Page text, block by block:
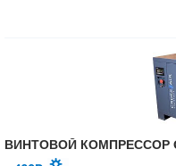
ВИНТОВОЙ КОМПРЕССОР
ДЕТАЛИ СПИРАЛЬНЫХ
ДЕТАЛИ НАСОСНОЙ ЧАСТИ
ДЕТАЛИ ПОГРУЖНЫХ